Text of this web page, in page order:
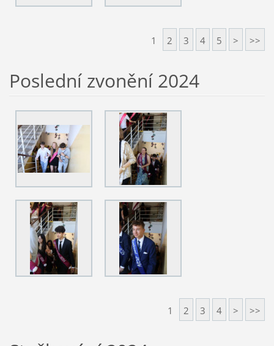
1 2 3 4 5 > >>
Poslední zvonění 2024
1 2 3 4 > >>